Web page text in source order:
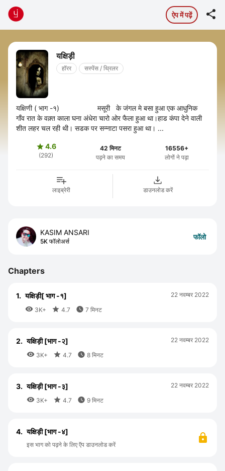
ऐप में पढ़ें 
यक्षिड़ी
हॉरर सस्पेंस / थ्रिलर
यक्षिणी ( भाग -१) मसूरी के जंगल मे बसा हुआ एक आधुनिक
गाँव रात के वक़्त काला घना अंधेरा चारो ओर फैला हुआ था।हाड कंपा देने वाली
शीत लहर चल रही थी। सडक पर सन्नाटा पसरा हुआ था। ...
4.6
(292)
42 मिनट
पढ़ने का समय
16556+
लोगों ने पढ़ा
लाइब्रेरी डाउनलोड करें
KASIM ANSARI
5K फॉलोअर्स
फॉलो
Chapters
1. यक्षिड़ी[ भाग -१]
 3K+  4.7  7 मिनट
22 नवम्बर 2022
2. यक्षिड़ी [भाग -२]
 3K+  4.7  8 मिनट
22 नवम्बर 2022
3. यक्षिड़ी [भाग -३]
 3K+  4.7  9 मिनट
22 नवम्बर 2022
4. यक्षिड़ी [भाग -४]
इस भाग को पढ़ने के लिए ऍप डाउनलोड करें